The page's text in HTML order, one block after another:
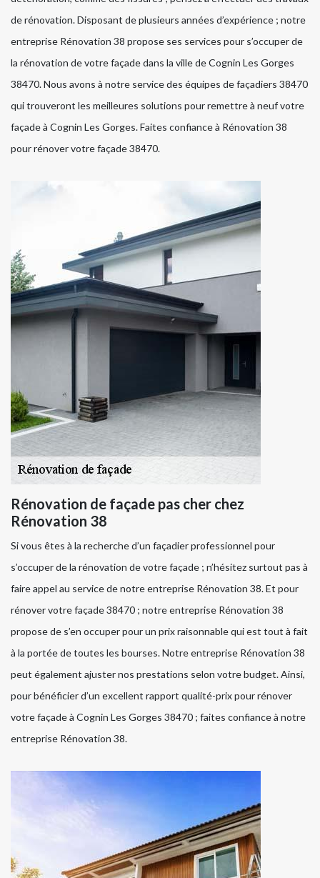
de rénovation. Disposant de plusieurs années d’expérience ; notre
entreprise Rénovation 38 propose ses services pour s’occuper de
la rénovation de votre façade dans la ville de Cognin Les Gorges
38470. Nous avons à notre service des équipes de façadiers 38470
qui trouveront les meilleures solutions pour remettre à neuf votre
façade à Cognin Les Gorges. Faites confiance à Rénovation 38
pour rénover votre façade 38470.
Rénovation de façade pas cher chez
Rénovation 38
Si vous êtes à la recherche d’un façadier professionnel pour
s’occuper de la rénovation de votre façade ; n’hésitez surtout pas à
faire appel au service de notre entreprise Rénovation 38. Et pour
rénover votre façade 38470 ; notre entreprise Rénovation 38
propose de s’en occuper pour un prix raisonnable qui est tout à fait
à la portée de toutes les bourses. Notre entreprise Rénovation 38
peut également ajuster nos prestations selon votre budget. Ainsi,
pour bénéficier d’un excellent rapport qualité-prix pour rénover
votre façade à Cognin Les Gorges 38470 ; faites confiance à notre
entreprise Rénovation 38.